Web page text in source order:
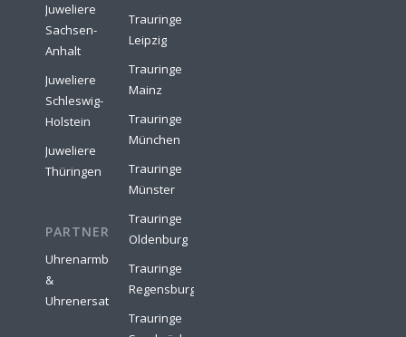
Juweliere
Sachsen-
Anhalt
Juweliere
Schleswig-
Holstein
Juweliere
Thüringen
PARTNER:
Uhrenarmbänder
&
Uhrenersatzteile
Trauringe
Leipzig
Trauringe
Mainz
Trauringe
München
Trauringe
Münster
Trauringe
Oldenburg
Trauringe
Regensburg
Trauringe